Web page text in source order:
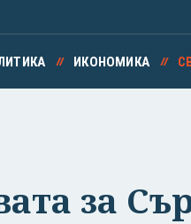
ИКОНОМИКА
за